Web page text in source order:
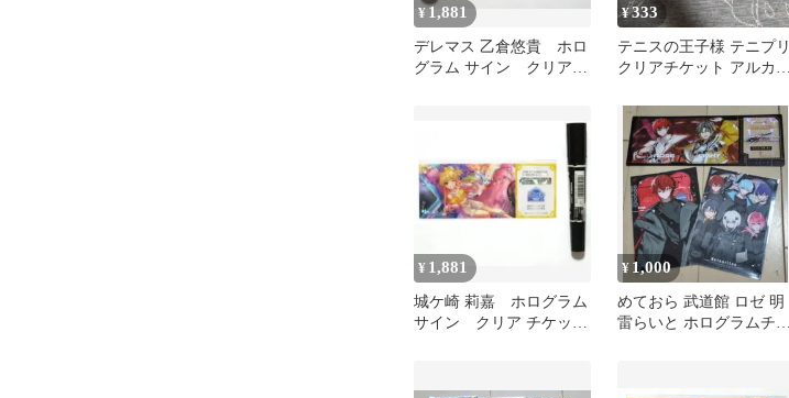
¥1,881
デレマス 乙倉悠貴 ホロ
グラム サイン クリア
¥333
テニスの王子様 テニプリ
クリアチケット アルカナ
春学園
¥ 1,881
城ケ崎 莉嘉 ホログラム
サイン クリア チケッ
¥ 1,000
めておら 武道館 ロゼ 明
雷らいと ホログラムチケ